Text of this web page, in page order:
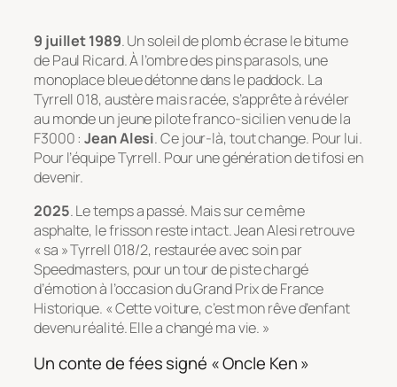
9 juillet 1989. Un soleil de plomb écrase le bitume
de Paul Ricard. À l’ombre des pins parasols, une
monoplace bleue détonne dans le paddock. La
Tyrrell 018, austère mais racée, s’apprête à révéler
au monde un jeune pilote franco-sicilien venu de la
F3000 :Jean Alesi. Ce jour-là, tout change. Pour lui.
Pour l’équipe Tyrrell. Pour une génération de tifosi en
devenir.
2025. Le temps a passé. Mais sur ce même
asphalte, le frisson reste intact. Jean Alesi retrouve
« sa » Tyrrell 018/2, restaurée avec soin par
Speedmasters, pour un tour de piste chargé
d’émotion à l’occasion du Grand Prix de France
Historique. « Cette voiture, c’est mon rêve d’enfant
devenu réalité. Elle a changé ma vie. »
Un conte de fées signé « Oncle Ken »